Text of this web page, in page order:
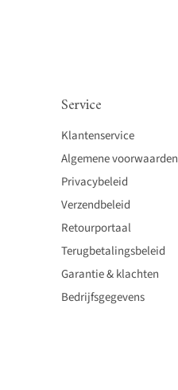
Service
Klantenservice
Algemene voorwaarden
Privacybeleid
Verzendbeleid
Retourportaal
Terugbetalingsbeleid
Garantie & klachten
Bedrijfsgegevens